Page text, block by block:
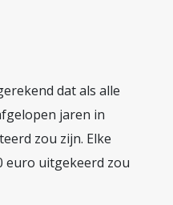
dat als alle
jaren in
zou zijn. Elke
euro uitgekeerd zou